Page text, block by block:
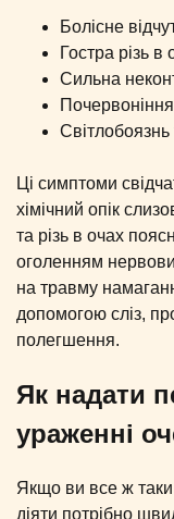
Болісне
Гостра різь в
Сильна
Світлобоязнь
Ці симптоми
хімічний опік
та різь в очах
оголенням
на травму
допомогою сліз,
полегшення.
Як надати
ураженні
Якщо ви все ж таки
діяти потрібно